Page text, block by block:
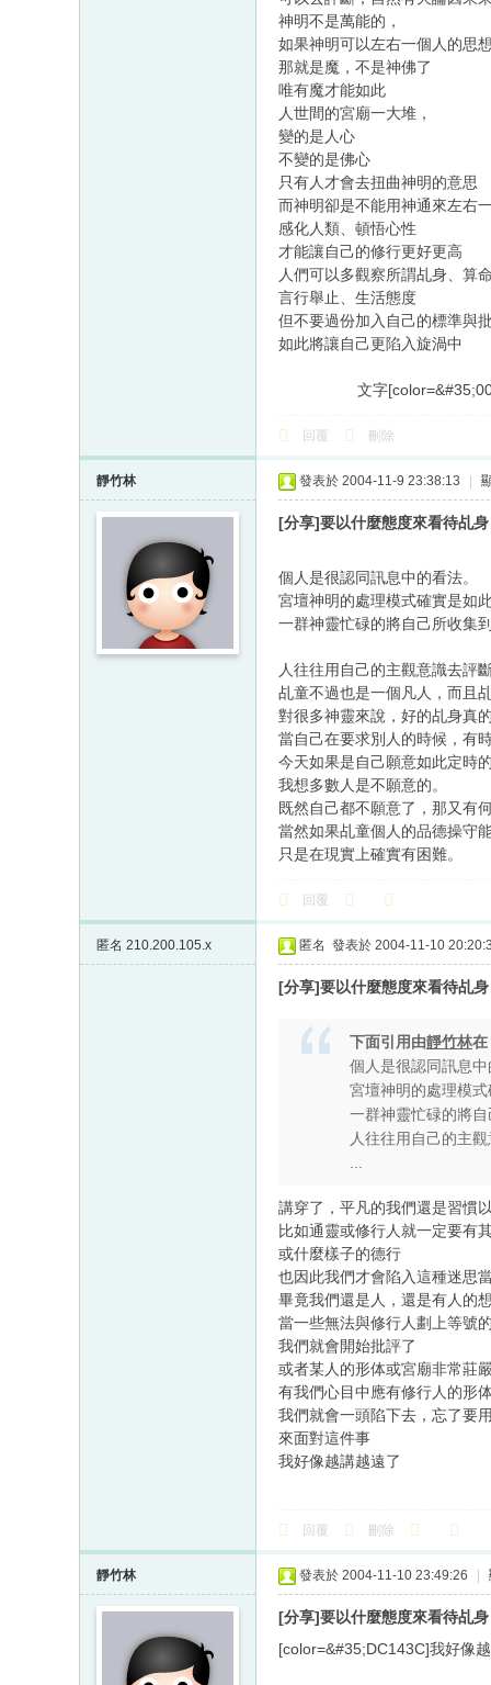
神明不是萬能的，
如果神明可以左右一個人的思
那就是魔，不是神佛了
唯有魔才能如此
人世間的宮廟一大堆，
變的是人心
不變的是佛心
只有人才會去扭曲神明的意思
而神明卻是不能用神通來左右
感化人類、頓悟心性
才能讓自己的修行更好更高
人們可以多觀察所謂乩身、算
言行舉止、生活態度
但不要過份加入自己的標準與
如此將讓自己更陷入旋渦中
文字
回覆 刪除
靜竹林 發表於 2004-11-9 23:38:13
[分享]要以什麼態度來看待乩身
個人是很認同訊息中的看法。
宮壇神明的處理模式確實是如
一群神靈忙碌的將自己所收集
人往往用自己的主觀意識去評
乩童不過也是一個凡人，而且
對很多神靈來說，好的乩身真
當自己在要求別人的時候，有
今天如果是自己願意如此定時
我想多數人是不願意的。
既然自己都不願意了，那又有
當然如果乩童個人的品德操守
只是在現實上確實有困難。
回覆
匿名 210.200.105.x 匿名 發表於 2004-11-10
[分享]要以什麼態度來看待乩身
下面引用由靜竹林在
個人是很認同訊息
宮壇神明的處理模
一群神靈忙碌的將
人往往用自己的主
講穿了，平凡的我們還是習慣
比如通靈或修行人就一定要有
或什麼樣子的德行
也因此我們才會陷入這種迷思
畢竟我們還是人，還是有人的
當一些無法與修行人劃上等號
我們就會開始批評了
或者某人的形体或宮廟非常莊
有我們心目中應有修行人的形
我們就會一頭陷下去，忘了要
來面對這件事
我好像越講越遠了
回覆 刪除
靜竹林 發表於 2004-11-10 23:49:26
[分享]要以什麼態度來看待乩身
[color=&#35;DC143C]我好像